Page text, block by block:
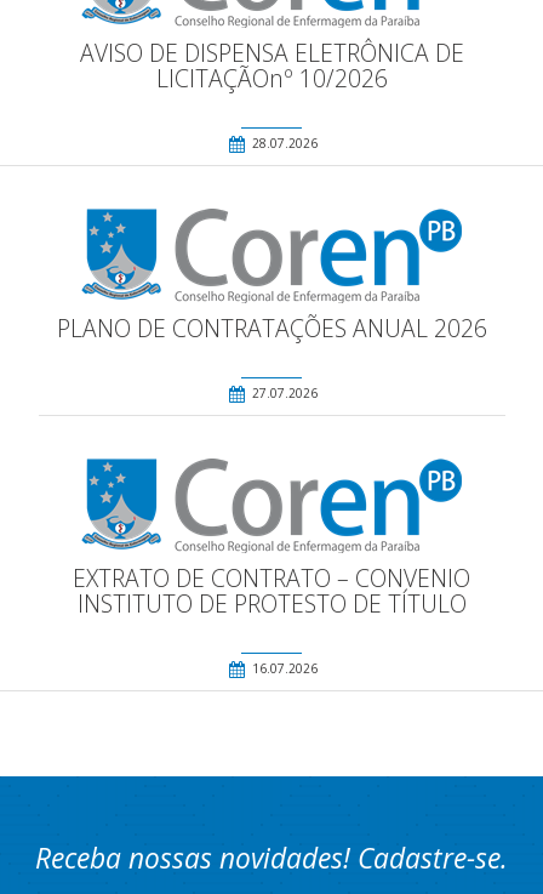
AVISO DE DISPENSA ELETRÔNICA DE
LICITAÇÃOnº 10/2026
28.07.2026
PLANO DE CONTRATAÇÕES ANUAL 2026
27.07.2026
EXTRATO DE CONTRATO – CONVENIO
INSTITUTO DE PROTESTO DE TÍTULO
16.07.2026
Receba nossas novidades! Cadastre-se.